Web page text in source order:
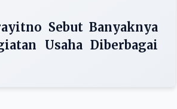
Sebut Banyaknya
Usaha Diberbagai